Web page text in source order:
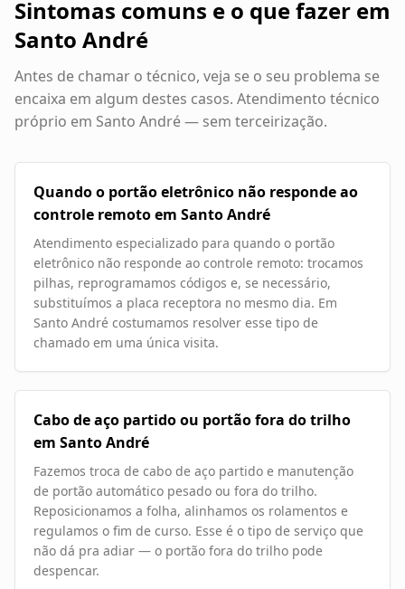
Sintomas comuns e o que fazer em
Santo André
Antes de chamar o técnico, veja se o seu problema se
encaixa em algum destes casos. Atendimento técnico
próprio em Santo André— sem terceirização.
Quando o portão eletrônico não responde ao
controle remoto em Santo André
Atendimento especializado para quando o portão
eletrônico não responde ao controle remoto: trocamos
pilhas, reprogramamos códigos e, se necessário,
substituímos a placa receptora no mesmo dia. Em
Santo André costumamos resolver esse tipo de
chamado em uma única visita.
Cabo de aço partido ou portão fora do trilho
em Santo André
Fazemos troca de cabo de aço partido e manutenção
de portão automático pesado ou fora do trilho.
Reposicionamos a folha, alinhamos os rolamentos e
regulamos o fim de curso. Esse é o tipo de serviço que
não dá pra adiar — o portão fora do trilho pode
despencar.